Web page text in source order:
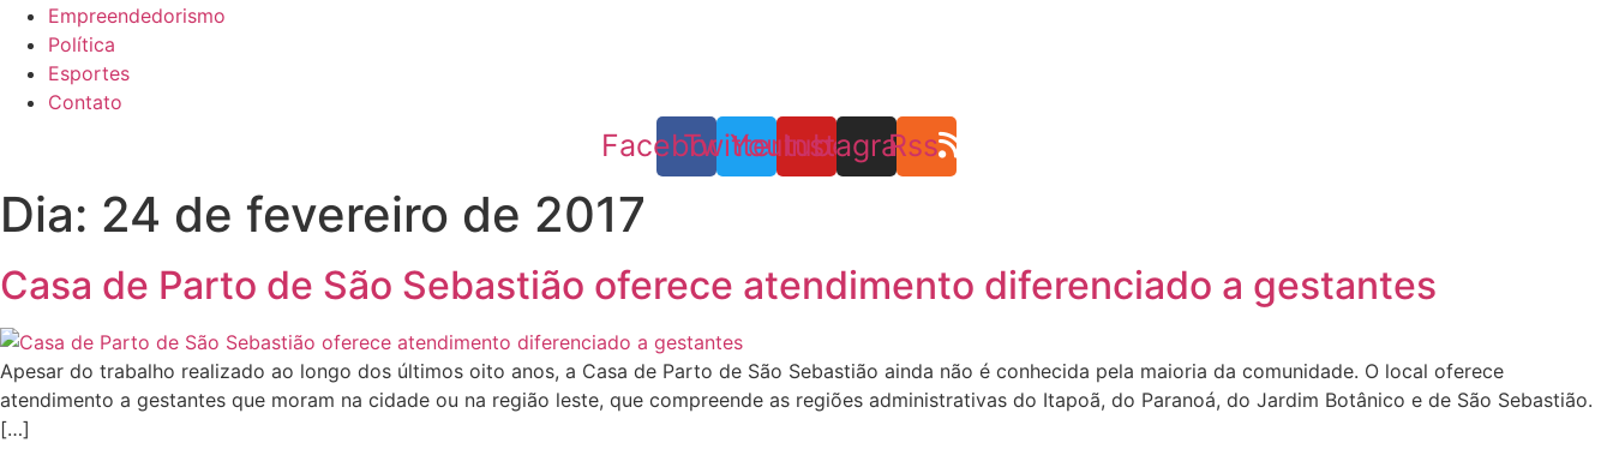
Empreendedorismo
Política
Esportes
Contato
Facebook
TwitterYoutube
Instagram
Rss
Dia: 24 de fevereiro de 2017
Casa de Parto de São Sebastião oferece atendimento diferenciado a gestantes
Apesar do trabalho realizado ao longo dos últimos oito anos, a Casa de Parto de São Sebastião ainda não é conhecida pela maioria da comunidade. O local oferece
atendimento a gestantes que moram na cidade ou na região leste, que compreende as regiões administrativas do Itapoã, do Paranoá, do Jardim Botânico e de São Sebastião.
[…]